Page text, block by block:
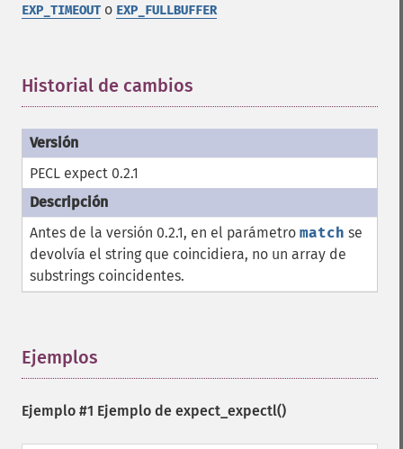
EXP_TIMEOUT o EXP_FULLBUFFER
Historial de cambios
PECL expect 0.2.1
Antes de la versión 0.2.1, en el parámetro match se
devolvía el string que coincidiera, no un array de
substrings coincidentes.
Ejemplos
Ejemplo #1 Ejemplo de expect_expectl()